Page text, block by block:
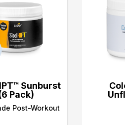
Sunburst
Pack)
Post-Workout